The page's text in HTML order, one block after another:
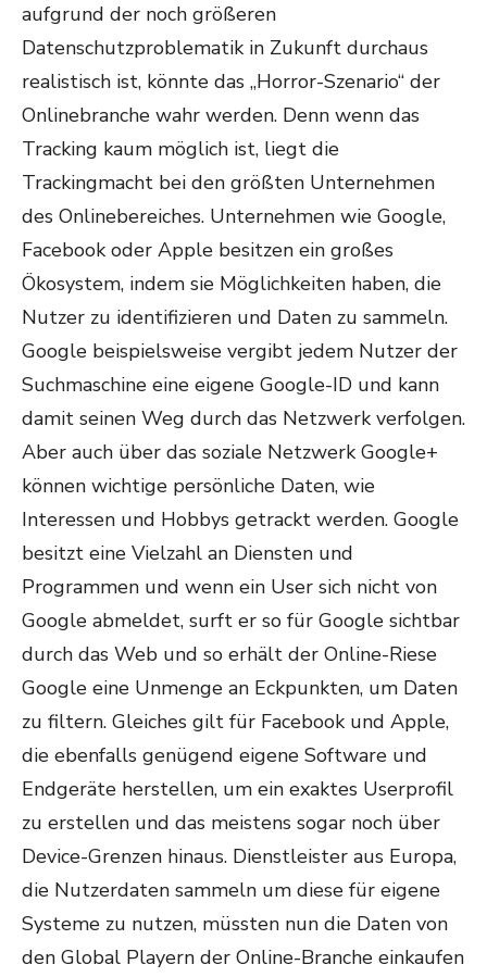
aufgrund der noch größeren
Datenschutzproblematik in Zukunft durchaus
realistisch ist, könnte das „Horror-Szenario“ der
Onlinebranche wahr werden. Denn wenn das
Tracking kaum möglich ist, liegt die
Trackingmacht bei den größten Unternehmen
des Onlinebereiches. Unternehmen wie Google,
Facebook oder Apple besitzen ein großes
Ökosystem, indem sie Möglichkeiten haben, die
Nutzer zu identifizieren und Daten zu sammeln.
Google beispielsweise vergibt jedem Nutzer der
Suchmaschine eine eigene Google-ID und kann
damit seinen Weg durch das Netzwerk verfolgen.
Aber auch über das soziale Netzwerk Google+
können wichtige persönliche Daten, wie
Interessen und Hobbys getrackt werden. Google
besitzt eine Vielzahl an Diensten und
Programmen und wenn ein User sich nicht von
Google abmeldet, surft er so für Google sichtbar
durch das Web und so erhält der Online-Riese
Google eine Unmenge an Eckpunkten, um Daten
zu filtern. Gleiches gilt für Facebook und Apple,
die ebenfalls genügend eigene Software und
Endgeräte herstellen, um ein exaktes Userprofil
zu erstellen und das meistens sogar noch über
Device-Grenzen hinaus. Dienstleister aus Europa,
die Nutzerdaten sammeln um diese für eigene
Systeme zu nutzen, müssten nun die Daten von
den Global Playern der Online-Branche einkaufen